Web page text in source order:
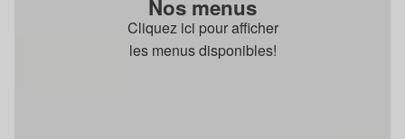
Nos menus
Cliquez ici pour afficher
les menus disponibles!